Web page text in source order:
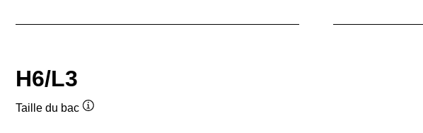
H6/L3
Taille du bac